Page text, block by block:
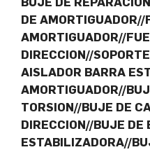
DE AMORTIGUADOR//
AMORTIGUADOR//
DIRECCION//
AISLADOR BARRA
AMORTIGUADOR//
TORSION//BUJE DE
DIRECCION//BUJE DE
ESTABILIZADORA//